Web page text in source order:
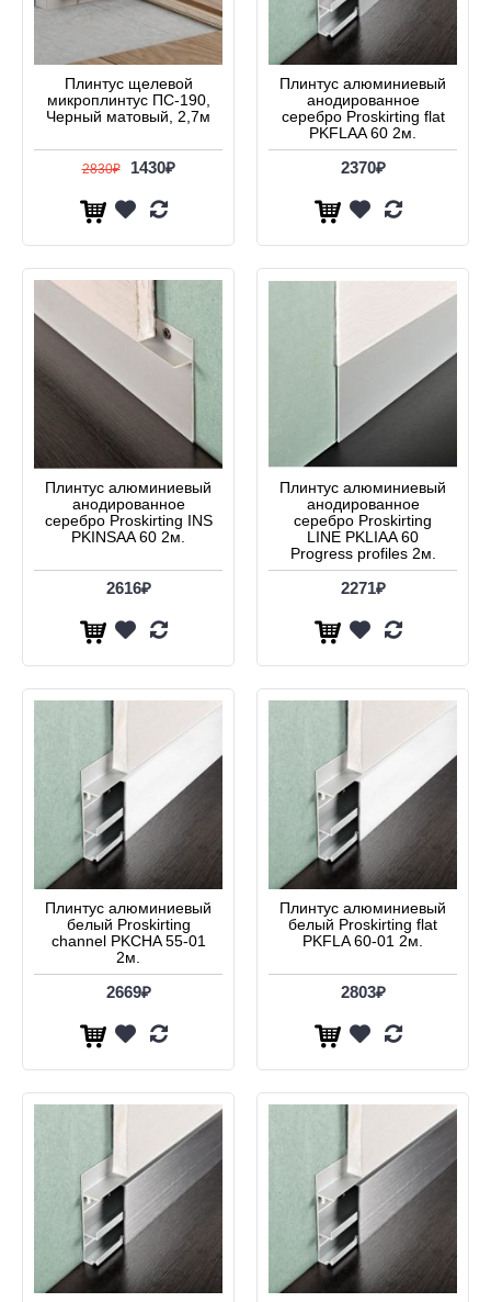
Плинтус щелевой
микроплинтус ПС-190,
Черный матовый, 2,7м
2830₽ 1430₽
Плинтус алюминиевый
анодированное
серебро Proskirting flat
PKFLAA 60 2м.
2370₽
Плинтус алюминиевый
анодированное
серебро Proskirting INS
PKINSAA 60 2м.
2616₽
Плинтус алюминиевый
анодированное
серебро Proskirting
LINE PKLIAA 60
Progress profiles 2м.
2271₽
Плинтус алюминиевый
белый Proskirting
channel PKCHA 55-01
2м.
2669₽
Плинтус алюминиевый
белый Proskirting flat
PKFLA 60-01 2м.
2803₽